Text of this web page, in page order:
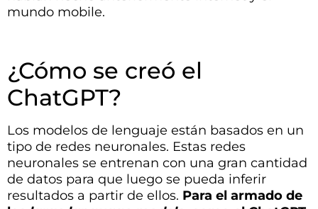
mundo mobile.
¿Cómo se creó el
ChatGPT?
Los modelos de lenguaje están basados en un
tipo de redes neuronales. Estas redes
neuronales se entrenan con una gran cantidad
de datos para que luego se pueda inferir
resultados a partir de ellos. Para el armado de